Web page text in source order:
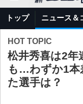
トップ ニュース＆
HOT TOPIC
松井秀喜は2年
も…わずか1本
た選手は？